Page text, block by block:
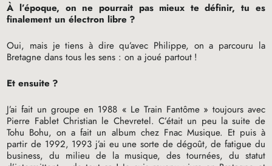
À l’époque, on ne pourrait pas mieux te définir, tu es
finalement un électron libre ?
Oui, mais je tiens à dire qu’avec Philippe, on a parcouru la
Bretagne dans tous les sens : on a joué partout !
Et ensuite ?
J’ai fait un groupe en 1988 « Le Train Fantôme » toujours avec
Pierre Fablet Christian le Chevretel. C’était un peu la suite de
Tohu Bohu, on a fait un album chez Fnac Musique. Et puis à
partir de 1992, 1993 j’ai eu une sorte de dégoût, de fatigue du
business, du milieu de la musique, des tournées, du statut